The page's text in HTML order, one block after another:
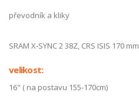
převodník a kliky
SRAM X-SYNC 2 38Z, CRS ISIS 170 mm
velikost:
16" ( na postavu 155-170cm)